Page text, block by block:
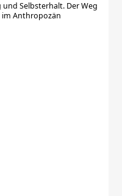
Selbsterhalt. Der Weg
Anthropozän